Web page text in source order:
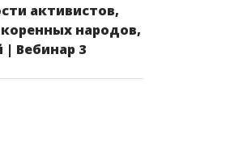
активистов,
народов,
| Вебинар 3